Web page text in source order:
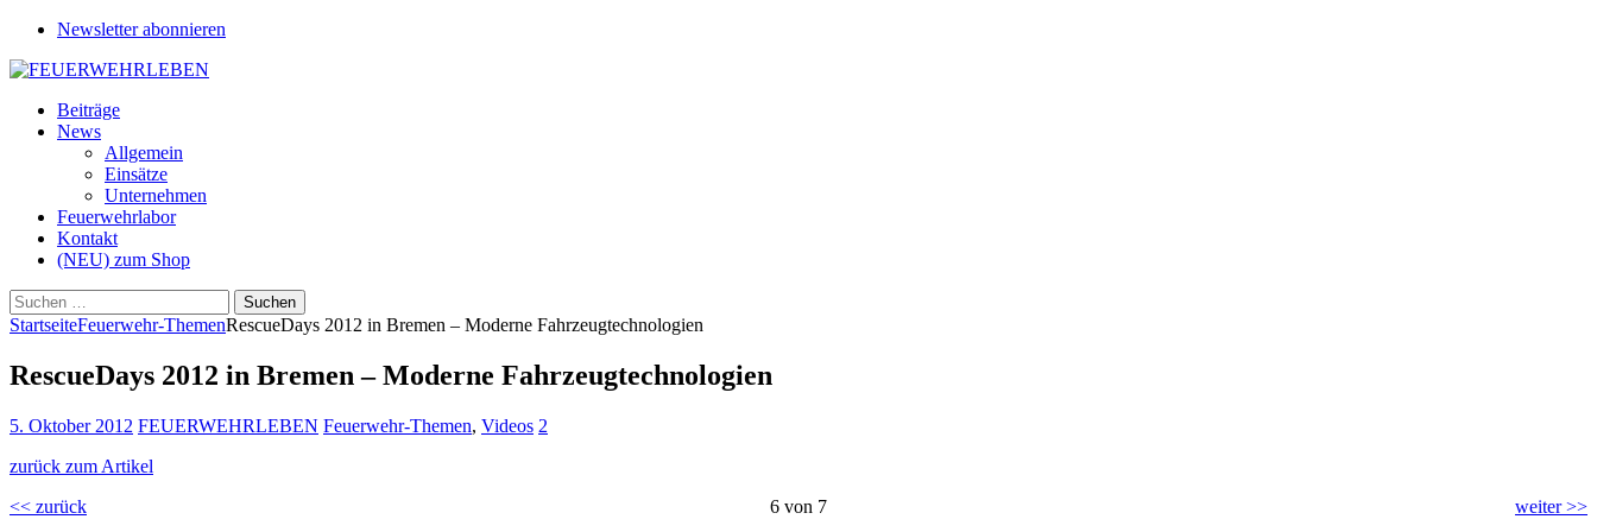
Newsletter abonnieren
Beiträge
News
Allgemein
Einsätze
Unternehmen
Feuerwehrlabor
Kontakt
(NEU) zum Shop
Suchen
nach:
StartseiteFeuerwehr-ThemenRescueDays 2012 in Bremen – Moderne Fahrzeugtechnologien
RescueDays 2012 in Bremen – Moderne Fahrzeugtechnologien
5. Oktober 2012 FEUERWEHRLEBEN Feuerwehr-Themen, Videos 2
zurück zum Artikel
<< zurück
6 von 7 weiter >>